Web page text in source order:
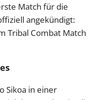
Match für die
angekündigt:
Tribal Combat Match
Sikoa in einer